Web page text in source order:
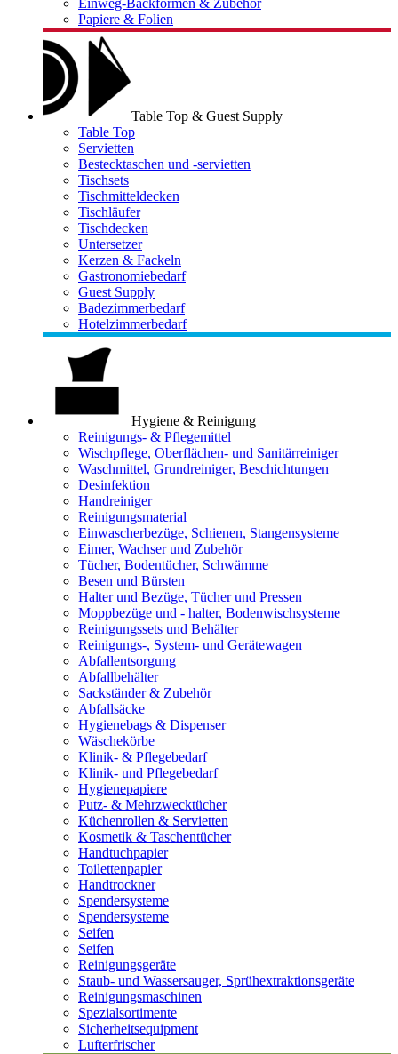
Einweg-Backformen & Zubehör
Papiere & Folien
Table Top & Guest Supply
Table Top
Servietten
Bestecktaschen und -servietten
Tischsets
Tischmitteldecken
Tischläufer
Tischdecken
Untersetzer
Kerzen & Fackeln
Gastronomiebedarf
Guest Supply
Badezimmerbedarf
Hotelzimmerbedarf
Hygiene & Reinigung
Reinigungs- & Pflegemittel
Wischpflege, Oberflächen- und Sanitärreiniger
Waschmittel, Grundreiniger, Beschichtungen
Desinfektion
Handreiniger
Reinigungsmaterial
Einwascherbezüge, Schienen, Stangensysteme
Eimer, Wachser und Zubehör
Tücher, Bodentücher, Schwämme
Besen und Bürsten
Halter und Bezüge, Tücher und Pressen
Moppbezüge und - halter, Bodenwischsysteme
Reinigungssets und Behälter
Reinigungs-, System- und Gerätewagen
Abfallentsorgung
Abfallbehälter
Sackständer & Zubehör
Abfallsäcke
Hygienebags & Dispenser
Wäschekörbe
Klinik- & Pflegebedarf
Klinik- und Pflegebedarf
Hygienepapiere
Putz- & Mehrzwecktücher
Küchenrollen & Servietten
Kosmetik & Taschentücher
Handtuchpapier
Toilettenpapier
Handtrockner
Spendersysteme
Spendersysteme
Seifen
Seifen
Reinigungsgeräte
Staub- und Wassersauger, Sprühextraktionsgeräte
Reinigungsmaschinen
Spezialsortimente
Sicherheitsequipment
Lufterfrischer